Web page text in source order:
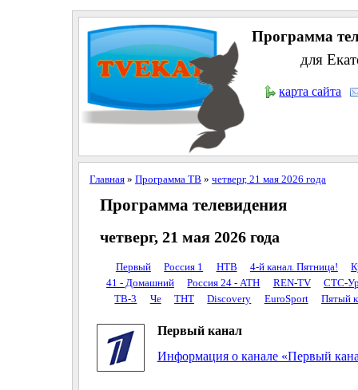
Программа
для
карта сайта
Главная» Программа ТВ » четверг, 21 мая 2026 года
Программа телевидения
четверг, 21 мая 2026 года
Первый Россия 1 НТВ 4-й канал. Пятница!
41 - Домашний
Россия 24 - АТН REN-TV
СТС-
ТВ-3
Че ТНТ Discovery EuroSport Пятый
Первый канал
Информация о канале «Первый